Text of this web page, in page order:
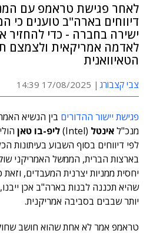
לאחר פגישת טראמפ עם
דיווחים בארה"ב טוענים
ישירה בחברה - כדי להחזיר
הטאיוואנית
צבי קצבורג 17/08/2025 14:39
פגישת יישור ההדורים בין הנשיא
מנכ"לאינטל (Intel) ליפ-בו טאן
לפי דיווחים בסוף השבוע בעיתונות
בארצות הברית, הממשל האמריקני
יחסית ממניות יצרנית המעבדים,
שהיא תכננה לבנות בארה"ב אכן
יותר שבבים בסביבה אמריקנית.